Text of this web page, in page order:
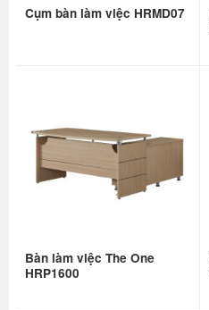
Cụm bàn làm việc HRMD07
Bàn làm việc The One
HRP1600